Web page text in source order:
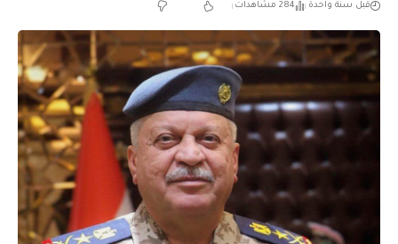
قبل سنة واحدة 284 مشاهدات